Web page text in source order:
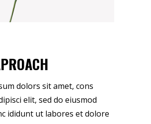
dolors sit amet, cons
elit, sed do eiusmod
ididunt ut labores et dolore